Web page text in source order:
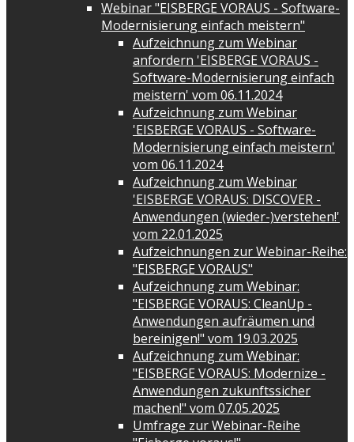
Webinar "EISBERGE VORAUS - Software-
Modernisierung einfach meistern"
Aufzeichnung zum Webinar
anfordern 'EISBERGE VORAUS -
Software-Modernisierung einfach
meistern' vom 06.11.2024
Aufzeichnung zum Webinar
'EISBERGE VORAUS - Software-
Modernisierung einfach meistern'
vom 06.11.2024
Aufzeichnung zum Webinar
'EISBERGE VORAUS: DISCOVER -
Anwendungen (wieder-)verstehen!'
vom 22.01.2025
Aufzeichnungen zur Webinar-Reihe:
"EISBERGE VORAUS"
Aufzeichnung zum Webinar:
"EISBERGE VORAUS: CleanUp -
Anwendungen aufräumen und
bereinigen!" vom 19.03.2025
Aufzeichnung zum Webinar:
"EISBERGE VORAUS: Modernize -
Anwendungen zukunftssicher
machen!" vom 07.05.2025
Umfrage zur Webinar-Reihe